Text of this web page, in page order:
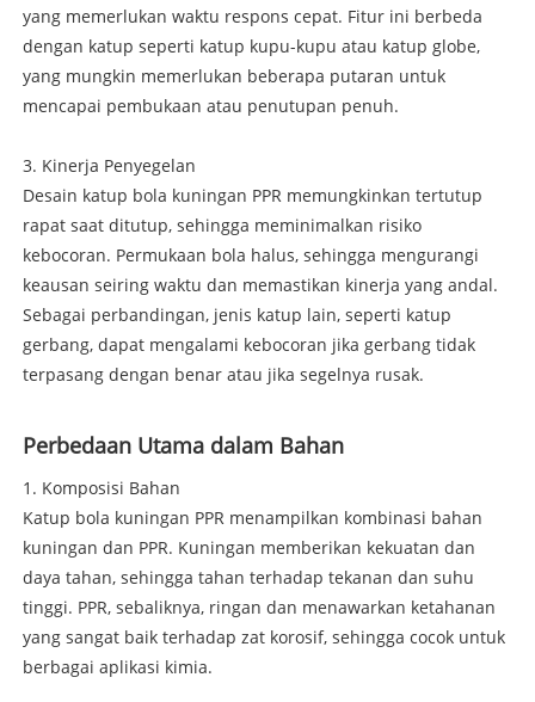
yang memerlukan waktu respons cepat. Fitur ini berbeda
dengan katup seperti katup kupu-kupu atau katup globe,
yang mungkin memerlukan beberapa putaran untuk
mencapai pembukaan atau penutupan penuh.
3. Kinerja Penyegelan
Desain katup bola kuningan PPR memungkinkan tertutup
rapat saat ditutup, sehingga meminimalkan risiko
kebocoran. Permukaan bola halus, sehingga mengurangi
keausan seiring waktu dan memastikan kinerja yang andal.
Sebagai perbandingan, jenis katup lain, seperti katup
gerbang, dapat mengalami kebocoran jika gerbang tidak
terpasang dengan benar atau jika segelnya rusak.
Perbedaan Utama dalam Bahan
1. Komposisi Bahan
Katup bola kuningan PPR menampilkan kombinasi bahan
kuningan dan PPR. Kuningan memberikan kekuatan dan
daya tahan, sehingga tahan terhadap tekanan dan suhu
tinggi. PPR, sebaliknya, ringan dan menawarkan ketahanan
yang sangat baik terhadap zat korosif, sehingga cocok untuk
berbagai aplikasi kimia.